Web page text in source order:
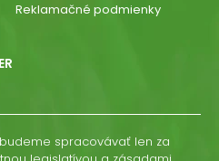
Reklamačné podmienky
spracovávať len za